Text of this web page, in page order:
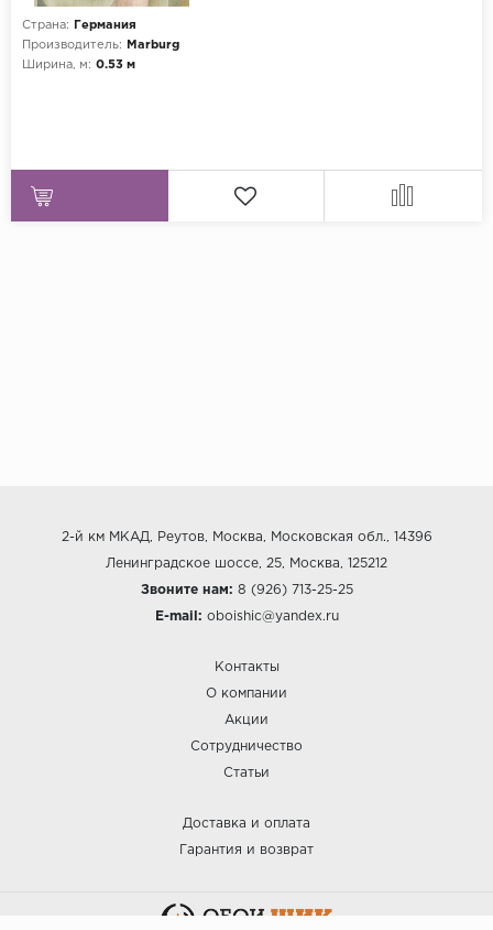
Страна:
Германия
Производитель:
Marburg
Ширина, м: 0.53 м
2-й км МКАД, Реутов, Москва, Московская обл., 14396
Ленинградское шоссе, 25, Москва, 125212
Звоните нам: 8 (926) 713-25-25
E-mail: oboishic@yandex.ru
Контакты
О компании
Акции
Сотрудничество
Статьи
Доставка и оплата
Гарантия и возврат